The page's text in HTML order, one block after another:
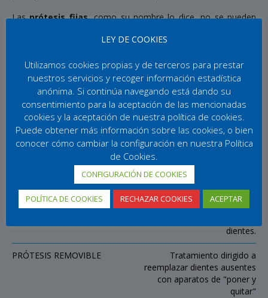
Lasprótesis fijas, como su nombre lo dice, no se pueden
se pueden quitar y los pacientes suele adaptarse bastante bien
resinas, dientes y metales de máxima calidad. Para las
prótesis fijasutilizamos las técnicas más novedosas y los
mejores materiales tales comozirconio, porcelana pura,
carillas de porcelana, etc.
Prótesis Fija y Removible
Las prótesis fijas, son prótesis
completamente
dentosoportadas, que toman
dientes.
PRÓTESIS REMOVIBLE
Tratamiento dirigido a
reemplazar dientes ausentes
con aparatos de "poner y
quitar"
LEY DE COOKIES
Utilizamos cookies propias y de terceros para prestar
nuestros servicios y recoger información estadística
anónima. Si continúa navegando está dando su
consentimiento para la aceptación de las mencionadas
cookies y la aceptación de nuestra política de cookies.
Puede obtener más información sobre las cookies, o bien
conocer cómo cambiar la configuración en nuestra Política
de Cookies.
CONFIGURACIÓN DE COOKIES
POLÍTICA DE COOKIES RECHAZAR COOKIES ACEPTAR